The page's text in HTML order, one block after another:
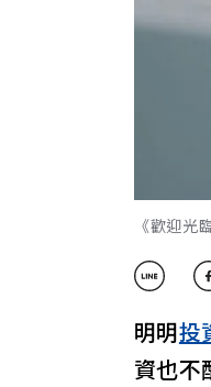
《歡迎
明明投
資也不